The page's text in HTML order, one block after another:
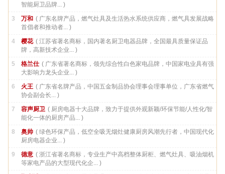
智能厨卫品牌... )
3
万和 ( 广东名牌产品，燃气灶具及生活热水系统供应商，燃气具发展战略
首倡者和推动者... )
4
樱花 ( 江苏省著名商标，国内著名厨卫电器品牌，全国最具质量保证品
牌，高新技术企业... )
5
格兰仕 ( 广东省著名商标，领先综合性白色家电品牌，中国家电业具有强
大影响力龙头企业... )
6
火王 ( 广东省名牌产品，中国五金制品协会理事会理事单位，广东省燃气
协会副会长... )
7
容声厨卫 ( 厨房电器十大品牌，致力于提供外观新颖/环保节能/人性化/智
能化一体的厨房产品... )
8
奥帅 ( 绿色环保产品，低空全吸无烟灶健康厨房风潮先行者，中国现代化
厨房电器企业... )
9
德意 ( 浙江省著名商标，专业生产中高档整体厨柜、燃气灶具、吸油烟机
等家电产品的大型现代化企... )